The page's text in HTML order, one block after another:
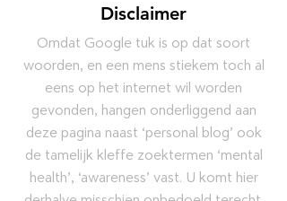
Disclaimer
Omdat Google tuk is op dat soort
woorden, en een mens stiekem toch al
eens op het internet wil worden
gevonden, hangen onderliggend aan
deze pagina naast ‘personal blog’ ook
de tamelijk kleffe zoektermen ‘mental
health’, ‘awareness’ vast. U komt hier